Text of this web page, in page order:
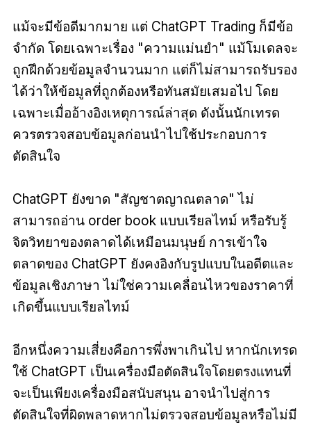
แม้จะมีข้อดีมากมาย แต่ ChatGPT Trading ก็มีข้อ
จำกัด โดยเฉพาะเรื่อง "ความแม่นยำ" แม้โมเดลจะ
ถูกฝึกด้วยข้อมูลจำนวนมาก แต่ก็ไม่สามารถรับรอง
ได้ว่าให้ข้อมูลที่ถูกต้องหรือทันสมัยเสมอไป โดย
เฉพาะเมื่ออ้างอิงเหตุการณ์ล่าสุด ดังนั้นนักเทรด
ควรตรวจสอบข้อมูลก่อนนำไปใช้ประกอบการ
ตัดสินใจ
ChatGPT ยังขาด "สัญชาตญาณตลาด" ไม่
สามารถอ่าน order book แบบเรียลไทม์ หรือรับรู้
จิตวิทยาของตลาดได้เหมือนมนุษย์ การเข้าใจ
ตลาดของ ChatGPT ยังคงอิงกับรูปแบบในอดีตและ
ข้อมูลเชิงภาษา ไม่ใช่ความเคลื่อนไหวของราคาที่
เกิดขึ้นแบบเรียลไทม์
อีกหนึ่งความเสี่ยงคือการพึ่งพาเกินไป หากนักเทรด
ใช้ ChatGPT เป็นเครื่องมือตัดสินใจโดยตรงแทนที่
จะเป็นเพียงเครื่องมือสนับสนุน อาจนำไปสู่การ
ตัดสินใจที่ผิดพลาดหากไม่ตรวจสอบข้อมูลหรือไม่มี